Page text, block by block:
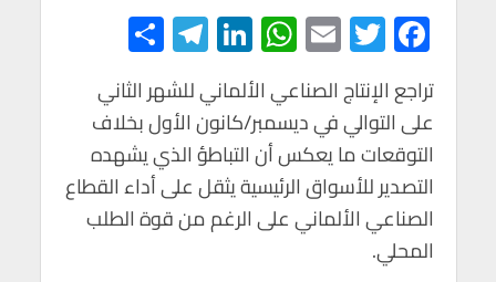
F
ac
e
b
o
o
k
T
wi
tt
er
E
m
ail
W
h
at
s
A
p
p
Li
n
ke
dI
n
Te
le
gr
a
m
h
ar
e
تراجع الإنتاج الصناعي الألماني للشهر الثاني
على التوالي في ديسمبر/كانون الأول بخلاف
التوقعات ما يعكس أن التباطؤ الذي يشهده
التصدير للأسواق الرئيسية يثقل على أداء القطاع
الصناعي الألماني على الرغم من قوة الطلب
المحلي.